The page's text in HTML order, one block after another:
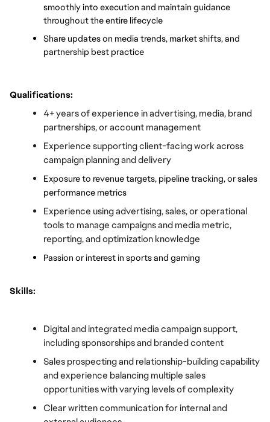
smoothly into execution and maintain guidance
throughout the entire lifecycle
Share updates on media trends, market shifts, and
partnership best practice
Qualifications:
4+ years of experience in advertising, media, brand
partnerships, or account management
Experience supporting client-facing work across
campaign planning and delivery
Exposure to revenue targets, pipeline tracking, or sales
performance metrics
Experience using advertising, sales, or operational
tools to manage campaigns and media metric,
reporting, and optimization knowledge
Passion or interest in sports and gaming
Skills:
Digital and integrated media campaign support,
including sponsorships and branded content
Sales prospecting and relationship-building capability
and experience balancing multiple sales
opportunities with varying levels of complexity
Clear written communication for internal and